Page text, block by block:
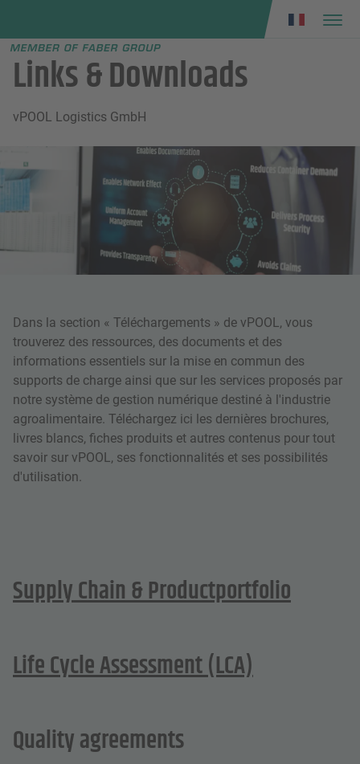
menu
Links & Downloads
vPOOL Logistics GmbH
Dans la section « Téléchargements » de vPOOL, vous
trouverez des ressources, des documents et des
informations essentiels sur la mise en commun des
supports de charge ainsi que sur les services proposés par
notre système de gestion numérique destiné à l'industrie
agroalimentaire. Téléchargez ici les dernières brochures,
livres blancs, fiches produits et autres contenus pour tout
savoir sur vPOOL, ses fonctionnalités et ses possibilités
d'utilisation.
Supply Chain & Productportfolio
Life Cycle Assessment (LCA)
Quality agreements